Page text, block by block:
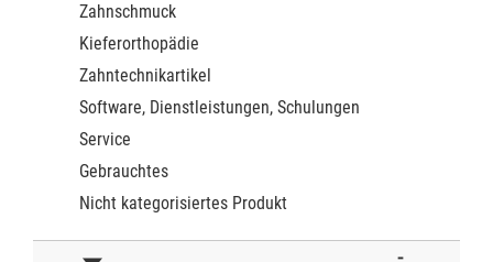
Zahnschmuck
Kieferorthopädie
Zahntechnikartikel
Software, Dienstleistungen, Schulungen
Service
Gebrauchtes
Nicht kategorisiertes Produkt